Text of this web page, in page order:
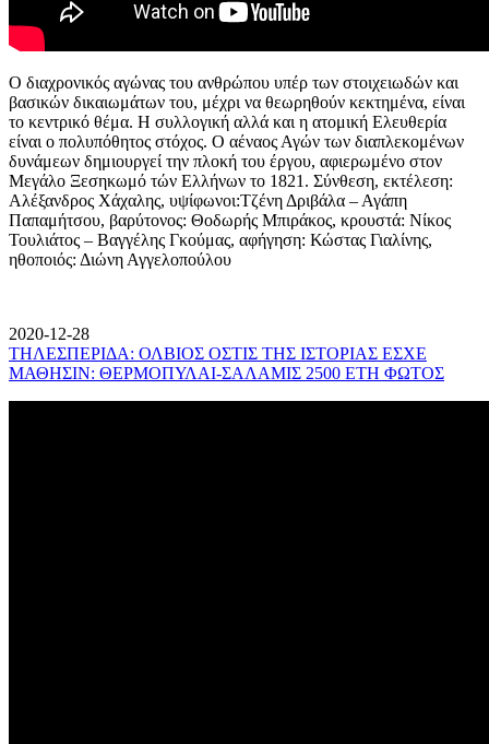
Ο διαχρονικός αγώνας του ανθρώπου υπέρ των στοιχειωδών και
βασικών δικαιωμάτων του, μέχρι να θεωρηθούν κεκτημένα, είναι
το κεντρικό θέμα. Η συλλογική αλλά και η ατομική Ελευθερία
είναι ο πολυπόθητος στόχος. Ο αέναος Αγών των διαπλεκομένων
δυνάμεων δημιουργεί την πλοκή του έργου, αφιερωμένο στον
Μεγάλο Ξεσηκωμό τών Ελλήνων το 1821. Σύνθεση, εκτέλεση:
Αλέξανδρος Χάχαλης, υψίφωνοι:Τζένη Δριβάλα – Αγάπη
Παπαμήτσου, βαρύτονος: Θοδωρής Μπιράκος, κρουστά: Νίκος
Τουλιάτος – Βαγγέλης Γκούμας, αφήγηση: Κώστας Γιαλίνης,
ηθοποιός: Διώνη Αγγελοπούλου
2020-12-28
ΤΗΛΕΣΠΕΡΙΔΑ: ΟΛΒΙΟΣ ΟΣΤΙΣ ΤΗΣ ΙΣΤΟΡΙΑΣ ΕΣΧΕ
ΜΑΘΗΣΙΝ: ΘΕΡΜΟΠΥΛΑΙ-ΣΑΛΑΜΙΣ 2500 ΕΤΗ ΦΩΤΟΣ